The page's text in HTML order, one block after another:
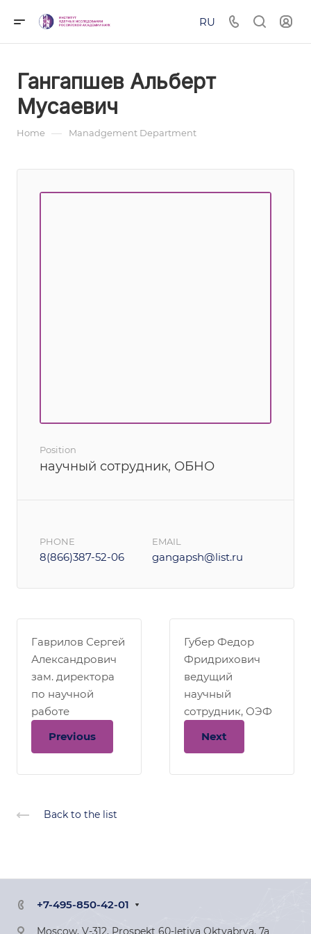
RU
Гангапшев Альберт
Мусаевич
Home — Manadgement Department
Position
научный сотрудник, ОБНО
PHONE
8(866)387-52-06
EMAIL
gangapsh@list.ru
Гаврилов Сергей
Александрович
зам. директора
по научной
работе
Previous
Губер Федор
Фридрихович
ведущий
научный
сотрудник, ОЭФ
Next
Back to the list
+7-495-850-42-01
Moscow, V-312, Prospekt 60-letiya Oktyabrya, 7a